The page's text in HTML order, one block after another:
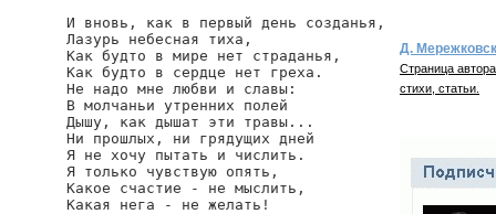
И вновь, как в первый день созданья,
Лазурь небесная тиха,
Как будто в мире нет страданья,
Как будто в сердце нет греха.
Не надо мне любви и славы:
В молчаньи утренних полей
Дышу, как дышат эти травы...
Ни прошлых, ни грядущих дней
Я не хочу пытать и числить.
Я только чувствую опять,
Какое счастие - не мыслить,
Какая нега - не желать!
Д.
Страница
стихи, статьи.